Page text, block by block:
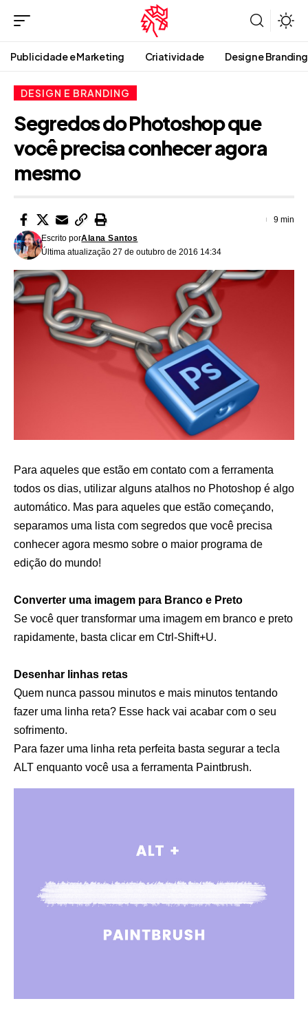
Publicidade e Marketing Criatividade Design e Branding
DESIGN E BRANDING
Segredos do Photoshop que
você precisa conhecer agora
mesmo
Última atualização 27 de outubro de 2016 14:34
Escrito porAlana Santos
9 min
Para aqueles que estão em contato com a ferramenta
todos os dias, utilizar alguns atalhos no Photoshop é algo
automático. Mas para aqueles que estão começando,
separamos uma lista com segredos que você precisa
conhecer agora mesmo sobre o maior programa de
edição do mundo!
Converter uma imagem para Branco e Preto
Se você quer transformar uma imagem em branco e preto
rapidamente, basta clicar em Ctrl-Shift+U.
Desenhar linhas retas
Quem nunca passou minutos e mais minutos tentando
fazer uma linha reta? Esse hack vai acabar com o seu
sofrimento.
Para fazer uma linha reta perfeita basta segurar a tecla
ALT enquanto você usa a ferramenta Paintbrush.